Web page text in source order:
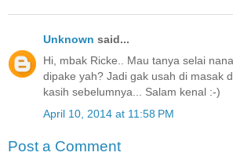
Unknown said...
Hi, mbak Ricke.. Mau tanya selai
dipake yah? Jadi gak usah di masak
kasih sebelumnya... Salam kenal :-)
April 10, 2014 at 11:58 PM
Post a Comment